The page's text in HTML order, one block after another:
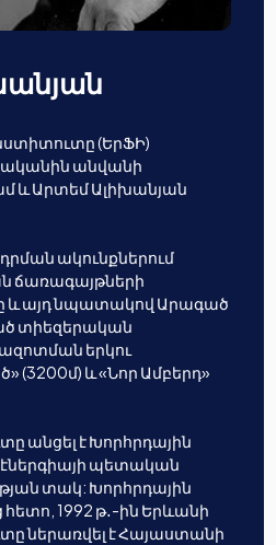
(ԵրՖԻ)
անվանի
և Արտեմ Ալիխանյան
ակունքներում
ճառագայթների
և այդ նպատակով Արագած
տիեզերական
երկու
(3200մ) և «Նոր Ամբերդ»
անցել է Խորհրդային
էներգիայի պետական
տակ: Խորհրդային
հետո, 1992 թ․-ին Երևանի
ներառվել է Հայաստանի